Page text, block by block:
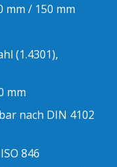
mm / 150 mm
(1.4301),
mm
nach DIN 4102
846